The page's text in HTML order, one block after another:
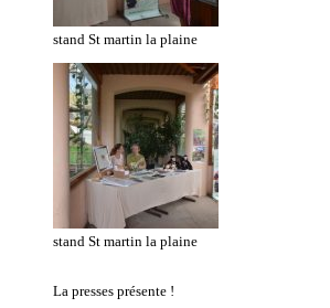
stand St martin la plaine
stand St martin la plaine
La presses présente !